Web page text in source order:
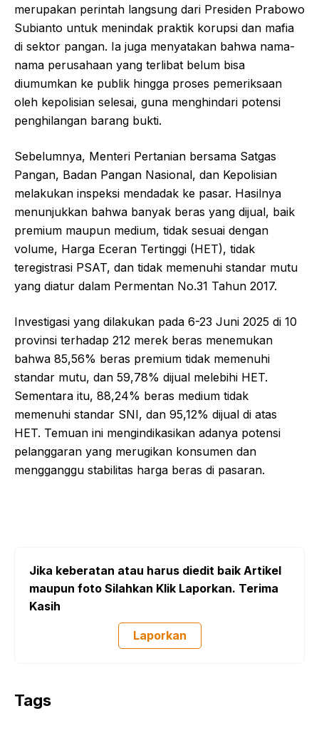
merupakan perintah langsung dari Presiden Prabowo
Subianto untuk menindak praktik korupsi dan mafia
di sektor pangan. Ia juga menyatakan bahwa nama-
nama perusahaan yang terlibat belum bisa
diumumkan ke publik hingga proses pemeriksaan
oleh kepolisian selesai, guna menghindari potensi
penghilangan barang bukti.
Sebelumnya, Menteri Pertanian bersama Satgas
Pangan, Badan Pangan Nasional, dan Kepolisian
melakukan inspeksi mendadak ke pasar. Hasilnya
menunjukkan bahwa banyak beras yang dijual, baik
premium maupun medium, tidak sesuai dengan
volume, Harga Eceran Tertinggi (HET), tidak
teregistrasi PSAT, dan tidak memenuhi standar mutu
yang diatur dalam Permentan No.31 Tahun 2017.
Investigasi yang dilakukan pada 6-23 Juni 2025 di 10
provinsi terhadap 212 merek beras menemukan
bahwa 85,56% beras premium tidak memenuhi
standar mutu, dan 59,78% dijual melebihi HET.
Sementara itu, 88,24% beras medium tidak
memenuhi standar SNI, dan 95,12% dijual di atas
HET. Temuan ini mengindikasikan adanya potensi
pelanggaran yang merugikan konsumen dan
mengganggu stabilitas harga beras di pasaran.
Jika keberatan atau harus diedit baik Artikel
maupun foto Silahkan Klik Laporkan. Terima
Kasih
Laporkan
Tags